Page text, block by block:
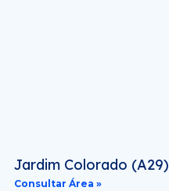
Jardim Colorado (A29)
Consultar Área »